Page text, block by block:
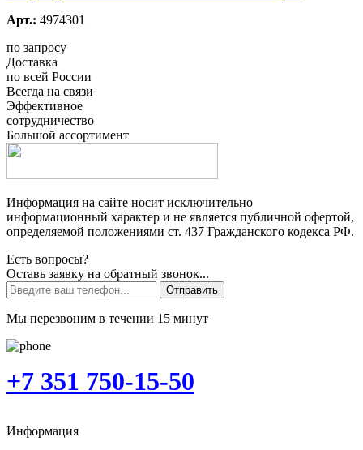
Арт.: 4974301
по запросу
Доставка
по всей России
Всегда на связи
Эффективное
сотрудничество
Большой ассортимент
Информация на сайте носит исключительно
информационный характер и не является публичной офертой,
определяемой положениями ст. 437 Гражданского кодекса РФ.
Есть вопросы?
Оставь заявку на обратный звонок...
Отправить
Мы перезвоним в течении 15 минут
+7 351 750-15-50
Информация